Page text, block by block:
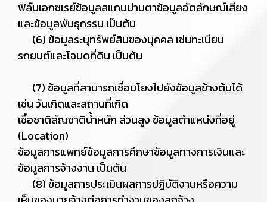
ฟิล์มเอกซเรย์ข้อมูลสแกนม่านตาข้อมูลอัตลักษณ์เสียง
และข้อมูลพันธุกรรม เป็นต้น
(6) ข้อมูลระบุทรัพย์สินของบุคคล เช่นทะเบียน
รถยนต์และโฉนดที่ดิน เป็นต้น
(7) ข้อมูลที่สามารถเชื่อมโยงไปยังข้อมูลข้างต้นได้
เช่น วันเกิดและสถานที่เกิด
เชื้อชาติสัญชาติน้ำหนัก ส่วนสูง ข้อมูลตำแหน่งที่อยู่
(Location)
ข้อมูลการแพทย์ข้อมูลการศึกษาข้อมูลทางการเงินและ
ข้อมูลการจ้างงาน เป็นต้น
(8) ข้อมูลการประเมินผลการปฏิบัติงานหรือความ